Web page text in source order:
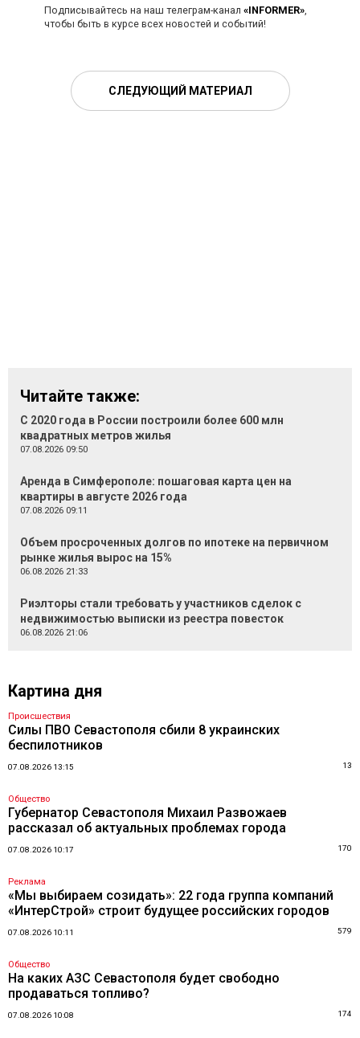
Подписывайтесь на наш телеграм-канал «INFORMER»,
чтобы быть в курсе всех новостей и событий!
СЛЕДУЮЩИЙ МАТЕРИАЛ
Читайте также:
С 2020 года в России построили более 600 млн
квадратных метров жилья
07.08.2026 09:50
Аренда в Симферополе: пошаговая карта цен на
квартиры в августе 2026 года
07.08.2026 09:11
Объем просроченных долгов по ипотеке на первичном
рынке жилья вырос на 15%
06.08.2026 21:33
Риэлторы стали требовать у участников сделок с
недвижимостью выписки из реестра повесток
06.08.2026 21:06
Картина дня
Происшествия
Силы ПВО Севастополя сбили 8 украинских
беспилотников
07.08.2026 13:15 13
Общество
Губернатор Севастополя Михаил Развожаев
рассказал об актуальных проблемах города
07.08.2026 10:17 170
Реклама
«Мы выбираем созидать»: 22 года группа компаний
«ИнтерСтрой» строит будущее российских городов
07.08.2026 10:11 579
Общество
На каких АЗС Севастополя будет свободно
продаваться топливо?
07.08.2026 10:08 174